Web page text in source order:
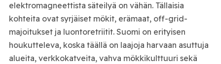
elektromagneettista säteilyä on vähän. Tällaisia
kohteita ovat syrjäiset mökit, erämaat, off-grid-
majoitukset ja luontoretriitit. Suomi on erityisen
houkutteleva, koska täällä on laajoja harvaan asuttuja
alueita, verkkokatveita, vahva mökkikulttuuri sekä